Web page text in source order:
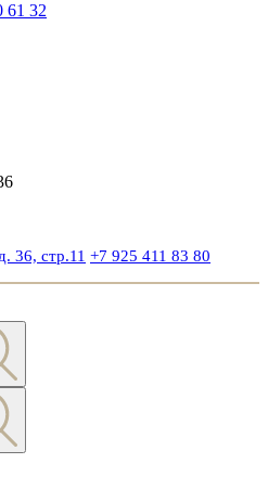
61 32
36, стр.11 +7 925 411 83 80